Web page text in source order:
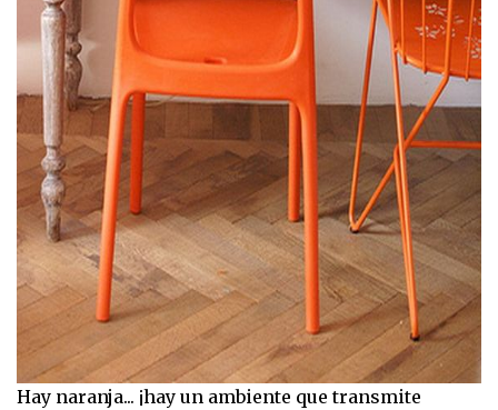
Hay naranja... ¡hay un ambiente que transmite